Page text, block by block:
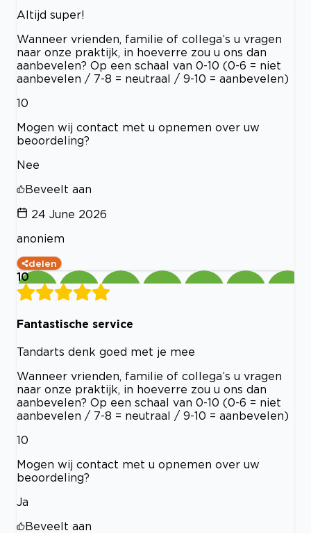
Altijd super!
Wanneer vrienden, familie of collega’s u vragen
naar onze praktijk, in hoeverre zou u ons dan
aanbevelen? Op een schaal van 0-10 (0-6 = niet
aanbevelen / 7-8 = neutraal / 9-10 = aanbevelen)
10
Mogen wij contact met u opnemen over uw
beoordeling?
Nee
Beveelt aan
24 June 2026
anoniem
delen
10
Fantastische service
Tandarts denk goed met je mee
Wanneer vrienden, familie of collega’s u vragen
naar onze praktijk, in hoeverre zou u ons dan
aanbevelen? Op een schaal van 0-10 (0-6 = niet
aanbevelen / 7-8 = neutraal / 9-10 = aanbevelen)
10
Mogen wij contact met u opnemen over uw
beoordeling?
Ja
Beveelt aan